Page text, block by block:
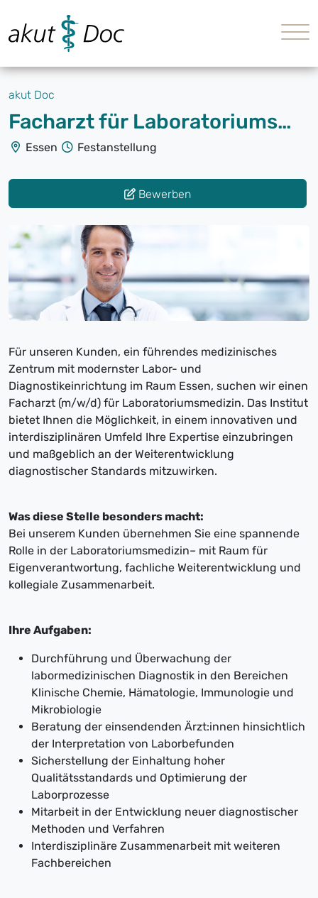
akut Doc
Facharzt für Laboratoriumsmedizin (m/w/d)
Essen Festanstellung
Bewerben
Für unseren Kunden, ein führendes medizinisches
Zentrum mit modernster Labor- und
Diagnostikeinrichtung im Raum Essen, suchen wir einen
Facharzt (m/w/d) für Laboratoriumsmedizin. Das Institut
bietet Ihnen die Möglichkeit, in einem innovativen und
interdisziplinären Umfeld Ihre Expertise einzubringen
und maßgeblich an der Weiterentwicklung
diagnostischer Standards mitzuwirken.
Was diese Stelle besonders macht:
Bei unserem Kunden übernehmen Sie eine spannende
Rolle in der Laboratoriumsmedizin– mit Raum für
Eigenverantwortung, fachliche Weiterentwicklung und
kollegiale Zusammenarbeit.
Ihre Aufgaben:
Durchführung und Überwachung der
labormedizinischen Diagnostik in den Bereichen
Klinische Chemie, Hämatologie, Immunologie und
Mikrobiologie
Beratung der einsendenden Ärzt:innen hinsichtlich
der Interpretation von Laborbefunden
Sicherstellung der Einhaltung hoher
Qualitätsstandards und Optimierung der
Laborprozesse
Mitarbeit in der Entwicklung neuer diagnostischer
Methoden und Verfahren
Interdisziplinäre Zusammenarbeit mit weiteren
Fachbereichen